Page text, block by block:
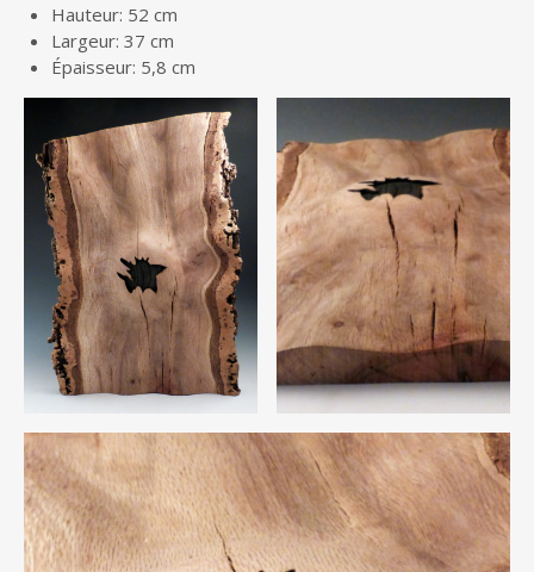
Hauteur: 52 cm
Largeur: 37 cm
Épaisseur: 5,8 cm